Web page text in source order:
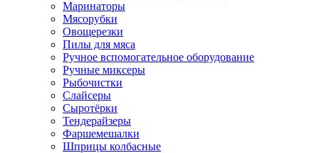
Маринаторы
Мясорубки
Овощерезки
Пилы для мяса
Ручное вспомогательное оборудование
Ручные миксеры
Рыбочистки
Слайсеры
Сыротёрки
Тендерайзеры
Фаршемешалки
Шприцы колбасные